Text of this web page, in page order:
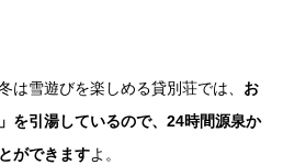
は雪遊びを楽しめる貸別荘では、 お
を引湯しているので、24時間源泉か
ができますよ。